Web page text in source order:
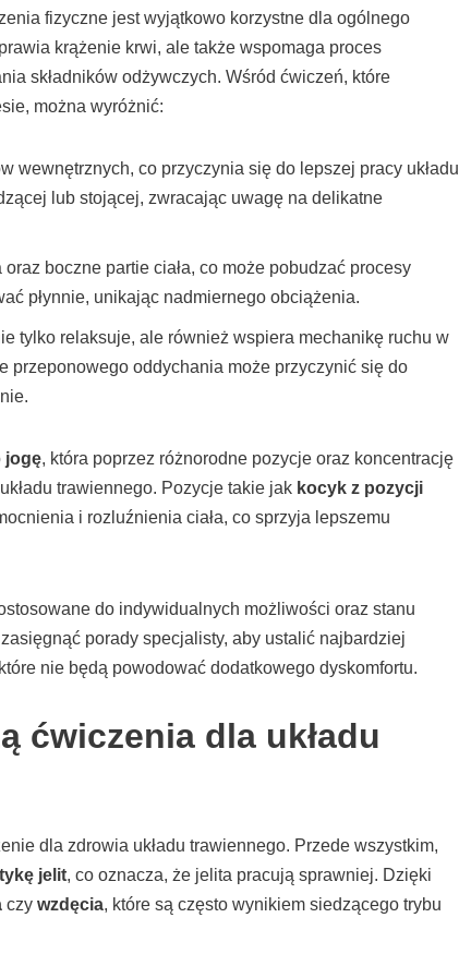
fizyczne jest wyjątkowo korzystne dla ogólnego
krążenie krwi, ale także wspomaga proces
składników odżywczych. Wśród ćwiczeń, które
można wyróżnić:
wewnętrznych, co przyczynia się do lepszej pracy układu
lub stojącej, zwracając uwagę na delikatne
boczne partie ciała, co może pobudzać procesy
płynnie, unikając nadmiernego obciążenia.
tylko relaksuje, ale również wspiera mechanikę ruchu w
przeponowego oddychania może przyczynić się do
jogę, która poprzez różnorodne pozycje oraz koncentrację
trawiennego. Pozycje takie jak kocyk z pozycji
i rozluźnienia ciała, co sprzyja lepszemu
do indywidualnych możliwości oraz stanu
porady specjalisty, aby ustalić najbardziej
nie będą powodować dodatkowego dyskomfortu.
ćwiczenia dla układu
dla zdrowia układu trawiennego. Przede wszystkim,
jelit, co oznacza, że jelita pracują sprawniej. Dzięki
czy wzdęcia, które są często wynikiem siedzącego trybu